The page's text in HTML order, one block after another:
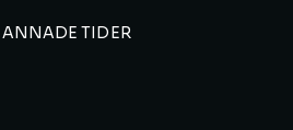
TIDER